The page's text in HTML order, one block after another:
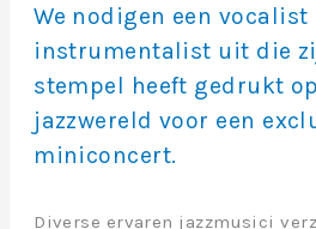
We nodigen een vocalist
instrumentalist uit die
stempel heeft gedrukt
jazzwereld voor een
miniconcert.
Diverse ervaren jazzmusici